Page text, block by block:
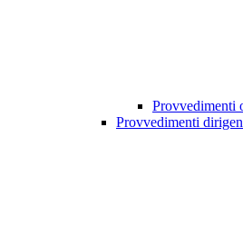
Provvedimenti
Provvedimenti